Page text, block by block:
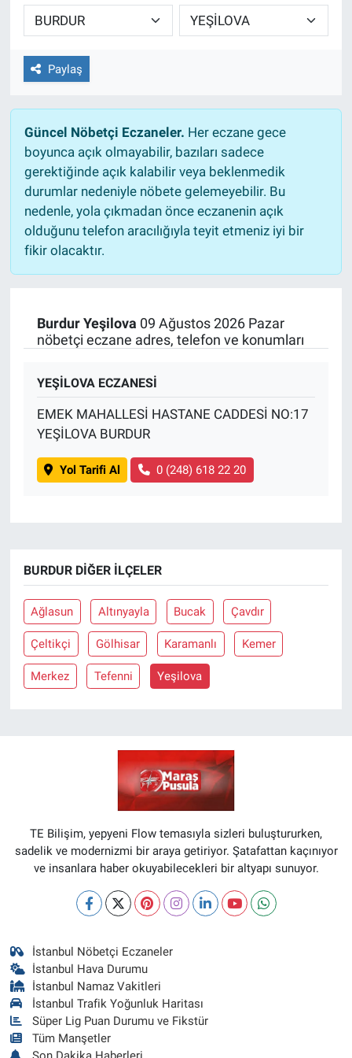
Paylaş
Güncel Nöbetçi Eczaneler. Her eczane gece
boyunca açık olmayabilir, bazıları sadece
gerektiğinde açık kalabilir veya beklenmedik
durumlar nedeniyle nöbete gelemeyebilir. Bu
nedenle, yola çıkmadan önce eczanenin açık
olduğunu telefon aracılığıyla teyit etmeniz iyi bir
fikir olacaktır.
Burdur Yeşilova 09 Ağustos 2026 Pazar
nöbetçi eczane adres, telefon ve konumları
YEŞİLOVA ECZANESİ
EMEK MAHALLESİ HASTANE CADDESİ NO:17
YEŞİLOVA BURDUR
Yol Tarifi Al 0 (248) 618 22 20
BURDUR DIĞER İLÇELER
Ağlasun Altınyayla Bucak Çavdır
Çeltikçi Gölhisar Karamanlı Kemer
Merkez Tefenni Yeşilova
TE Bilişim, yepyeni Flow temasıyla sizleri buluştururken,
sadelik ve modernizmi bir araya getiriyor. Şatafattan kaçınıyor
ve insanlara haber okuyabilecekleri bir altyapı sunuyor.
İstanbul Nöbetçi Eczaneler
İstanbul Hava Durumu
İstanbul Namaz Vakitleri
İstanbul Trafik Yoğunluk Haritası
Süper Lig Puan Durumu ve Fikstür
Tüm Manşetler
TEKNOLOJİ
Dünya
İlçeler
MAGAZİN
Bilim, Teknoloji
ASAYİŞ
EĞİTİM
BİLİM VE TEKNOLOJİ
Güvenlik
Bölge